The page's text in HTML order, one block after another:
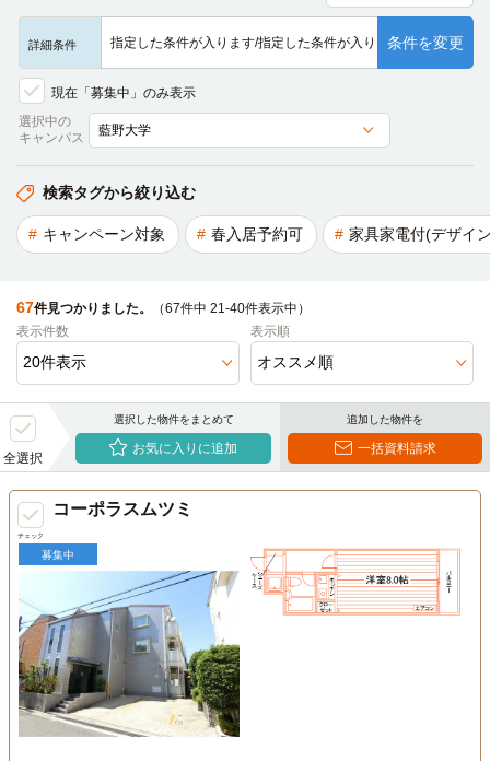
詳細条件 指定した条件が入ります/指定した条件が入ります/指定した条…
条件を変更
現在「募集中」のみ表示
選択中の
キャンパス
検索タグから絞り込む
キャンペーン対象 春入居予約可 家具家電付(デザイ
67件見つかりました。
（67件中 21-40件表示中）
表示件数
表示順
全選択
選択した物件をまとめて
お気に入りに追加
追加した物件を
一括資料請求
チェック
コーポラスムツミ
募集中